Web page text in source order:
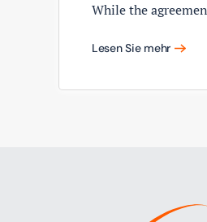
While the
Lesen Sie mehr